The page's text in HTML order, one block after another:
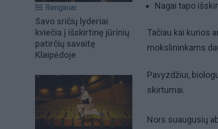
Renginiai
Savo sričių lyderiai
kviečia į išskirtinę jūrinių
patirčių savaitę
Klaipėdoje
Nagai tapo
Tačiau kai kurios
mokslininkams
Pavyzdžiui,
skirtumai.
Nors suaugusių